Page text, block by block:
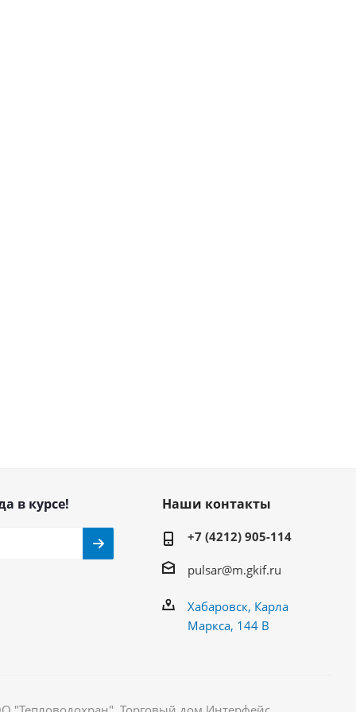
в курсе! Наши контакты
+7 (4212) 905-114
pulsar@m.gkif.ru
Хабаровск, Карла
Маркса, 144 В